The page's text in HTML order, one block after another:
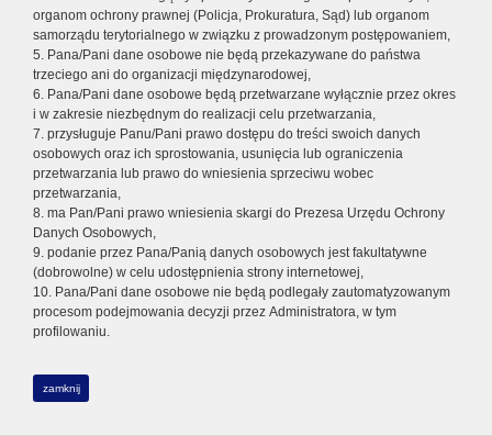
organom ochrony prawnej (Policja, Prokuratura, Sąd) lub organom
samorządu terytorialnego w związku z prowadzonym postępowaniem,
5. Pana/Pani dane osobowe nie będą przekazywane do państwa
trzeciego ani do organizacji międzynarodowej,
6. Pana/Pani dane osobowe będą przetwarzane wyłącznie przez okres
i w zakresie niezbędnym do realizacji celu przetwarzania,
7. przysługuje Panu/Pani prawo dostępu do treści swoich danych
osobowych oraz ich sprostowania, usunięcia lub ograniczenia
przetwarzania lub prawo do wniesienia sprzeciwu wobec
przetwarzania,
8. ma Pan/Pani prawo wniesienia skargi do Prezesa Urzędu Ochrony
Danych Osobowych,
9. podanie przez Pana/Panią danych osobowych jest fakultatywne
(dobrowolne) w celu udostępnienia strony internetowej,
10. Pana/Pani dane osobowe nie będą podlegały zautomatyzowanym
procesom podejmowania decyzji przez Administratora, w tym
profilowaniu.
zamknij